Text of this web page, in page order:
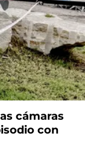
cámaras
con